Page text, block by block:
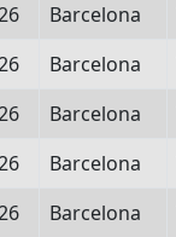
Barcelona
Barcelona
Barcelona
Barcelona
Barcelona